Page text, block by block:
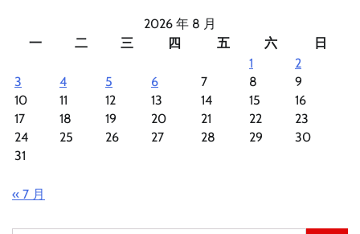
2026 年 8 月
一
二 三 四 五 六
日
1
2
3
4 5 6 7 8
9
10
11 12 13 14 15
16
17
18 19 20 21 22
23
24
25 26 27 28 29
30
31
« 7 月